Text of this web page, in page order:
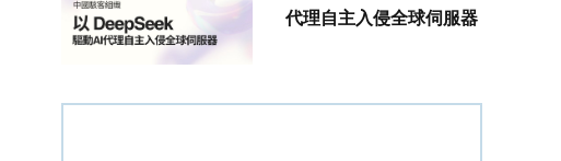
代理自主入侵全球伺服器